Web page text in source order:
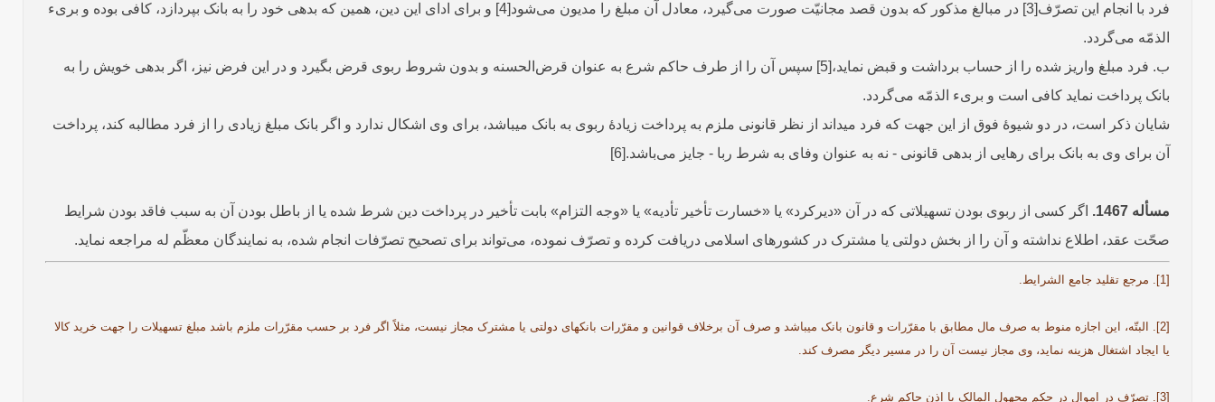
فرد با انجام این تصرّف[3] در مبالغ مذکور که بدون قصد مجانیّت صورت می‌گیرد، معادل آن مبلغ را مدیون می‌شود[4] و برای ادای این دین‌، همین که بدهی خود را به بانک بپردازد، کافی بوده و بریء
الذمّه می‌گردد.
ب. فرد مبلغ واریز شده را از حساب برداشت و قبض نماید،[5] سپس آن را از طرف حاکم شرع به عنوان قرض‌الحسنه و بدون شروط ربوی قرض بگیرد و در این فرض نیز، اگر بدهی خویش را به
بانک پرداخت نماید کافی است و بریء الذمّه می‌گردد.
شایان ذکر است، در دو شیوۀ فوق از این جهت که فرد می‏داند از نظر قانونی ملزم به پرداخت زیادۀ ربوی به بانک می­باشد، برای وی اشکال ندارد و اگر بانک مبلغ زیادی را از فرد مطالبه کند، پرداخت
آن برای وی به بانک برای رهایی از بدهی قانونی - نه به عنوان وفای به شرط ربا - جایز می‌باشد.[6]
مسأله 1467.
اگر کسی از ربوی بودن تسهیلاتی که در آن «دیرکرد» یا «خسارت تأخیر تأدیه» یا «وجه التزام» بابت تأخیر در پرداخت دین شرط شده یا از باطل بودن آن به سبب فاقد بودن شرایط
صحّت عقد، اطلاع نداشته و آن را از بخش دولتی یا مشترک در کشورهای اسلامی دریافت کرده و تصرّف نموده، می‌تواند برای تصحیح تصرّفات انجام شده، به نمایندگان معظّم له مراجعه نماید.
[1]. مرجع تقلید جامع الشرایط.
[2]. البتّه، این اجازه منوط به صرف مال مطابق با مقرّرات و قانون بانک می­باشد و صرف آن برخلاف قوانین و مقرّرات بانک­های دولتی یا مشترک مجاز نیست، مثلاً اگر فرد بر حسب مقرّرات ملزم باشد مبلغ تسهیلات را جهت خرید کالا
یا ایجاد اشتغال هزینه نماید، وی مجاز نیست آن را در مسیر دیگر مصرف کند.
[3]. تصرّف در اموال در حکم مجهول المالک با اذن حاکم شرع.